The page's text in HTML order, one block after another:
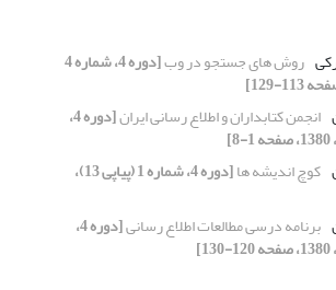
روش های جستجو در وب [دوره 4، شماره 4
انجمن کتابداران و اطلاع رسانی ایران [دوره 4،
کوچ اندیشه ها [دوره 4، شماره 1 (پیاپی 13)،
برنامه درسی مطالعات اطلاع رسانی [دوره 4،